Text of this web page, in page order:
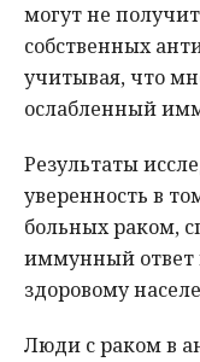
могут не
собственных
учитывая, что
ослабленный
Результаты
уверенность в
больных раком,
иммунный ответ
здоровому
Люди с раком в